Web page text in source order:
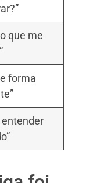
que me
forma
entender